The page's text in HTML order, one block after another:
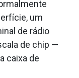
um
de rádio
de chip —
caixa de